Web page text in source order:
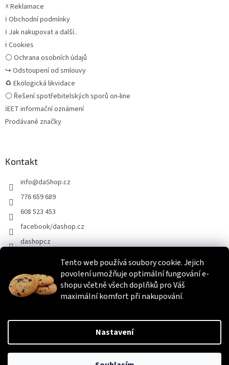
Tento web používá soubory cookie. Jejich
povolení umožňuje optimální fungování e-
shopu včetně všech doplňků pro Váš
maximální komfort při nakupování.
Nastavení
☓ Reklamace
ℹ Obchodní podmínky
ℹ Jak nakupovat a další..
ℹ Cookies
⚪ Ochrana osobních údajů
↪ Odstoupení od smlouvy
♻ Ekologická likvidace
⚪ Řešení spotřebitelských sporů on-line
ℹEET informační oznámení
Prodávané značky
Kontakt
info@daShop.cz
776 659 689
608 523 453
facebook/dashop.cz
dashopcz
Heureka.cz Zboží.cz Srovnáme.cz
Copyright 2026daShop.cz. Všechna práva vyhrazena.Upravit